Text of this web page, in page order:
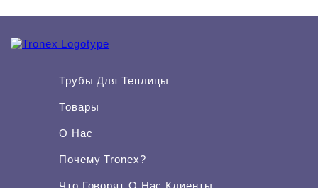
Трубы Для Теплицы
Товары
О Нас
Почему Tronex?
Что Говорят О Нас Клиенты